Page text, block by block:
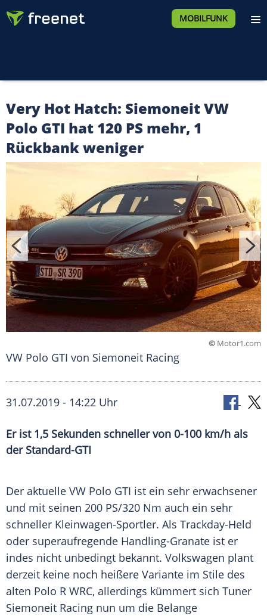
MOBILFUNK
Very Hot Hatch: Siemoneit VW
Polo GTI hat 120 PS mehr, 1
Rückbank weniger
© Motor1.com
VW Polo GTI von Siemoneit Racing
31.07.2019 - 14:22 Uhr
Er ist 1,5 Sekunden schneller von 0-100 km/h als
der Standard-GTI
Der aktuelle VW Polo GTI ist ein sehr erwachsener
und mit seinen 200 PS/320 Nm auch ein sehr
schneller Kleinwagen-Sportler. Als Trackday-Held
oder superaufregende Handling-Granate ist er
indes nicht unbedingt bekannt. Volkswagen plant
derzeit keine noch heißere Variante im Stile des
alten Polo R WRC, allerdings kümmert sich Tuner
Siemoneit Racing nun um die Belange